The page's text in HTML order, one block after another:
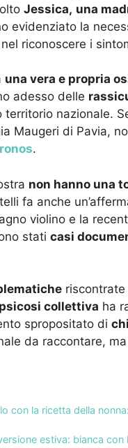
Jessica, una
evidenziato la
nel riconoscere i
una vera e propria
adesso delle
nazionale.
Maugeri di Pavia,
.
non hanno una
fa anche
violino e la
stati casi
riscontrate
psicosi collettiva ha
spropositato di
da raccontare,
con la ricetta della
estiva: bianca